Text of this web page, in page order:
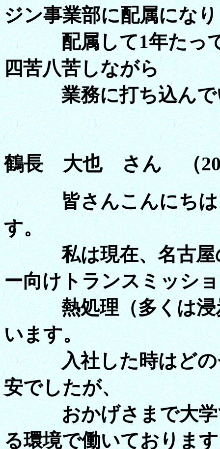
ジン事業部に配属にな
配属して1年たって
四苦八苦しながら
業務に打ち込ん
鶴長 大也 さん （
皆さんこんにちは。
す。
私は現在、名古屋の
ー向けトランスミッシ
熱処理（多くは浸炭
います。
入社した時はどのセ
安でしたが、
おかげさまで大学で
る環境で働いておりま